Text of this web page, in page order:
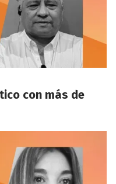
con más de